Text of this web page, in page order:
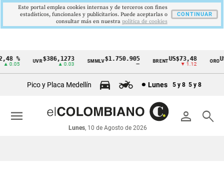
Cintillo
económicos
Colombia
%
0.05
UVR$386,1273
▲ 0.03
SMMLV$1.750.905 BRENTUS$73,48
▼ 1.12
ORO
Pico y Placa Medellín Lunes 5 y 8 5 y 8
person search
Lunes, 10 de Agosto de 2026
menu
Este portal emplea cookies internas y de terceros con fines
estadísticos, funcionales y publicitarios. Puede aceptarlas o
consultar más en nuestra politica de cookies
CONTINUAR